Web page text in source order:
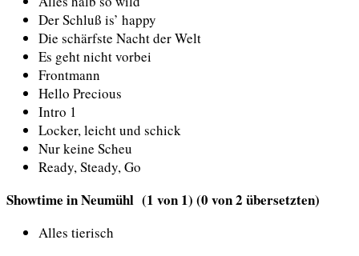
Der Schluß is’ happy
Die schärfste Nacht der Welt
Es geht nicht vorbei
Frontmann
Hello Precious
Intro 1
Locker, leicht und schick
Nur keine Scheu
Ready, Steady, Go
Showtime in Neumühl (1 von 1) (0 von 2 übersetzten)
Alles tierisch